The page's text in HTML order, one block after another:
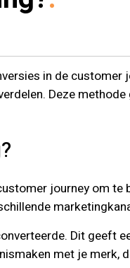
in de customer
Deze
journey om te
Dit geeft
met je merk,